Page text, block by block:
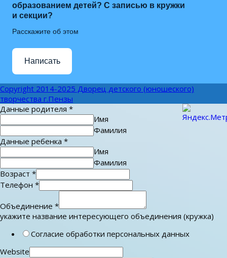
образованием детей? С записью в кружки
и секции?
Расскажите об этом
Написать
Copyright 2014-2025 Дворец детского (юношеского)
творчества г.Пензы
Данные родителя *
Имя
Фамилия
Данные ребенка *
Имя
Фамилия
Возраст *
Телефон *
Объединение *
укажите название интересующего объединения (кружка)
Согласие обработки персональных данных
Website